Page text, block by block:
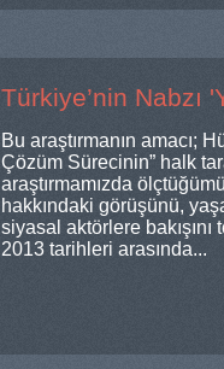
Türkiye’nin Nabzı
Bu araştırmanın amacı;
Çözüm Sürecinin” halk
araştırmamızda
hakkındaki görüşünü,
siyasal aktörlere
2013 tarihleri arasında...